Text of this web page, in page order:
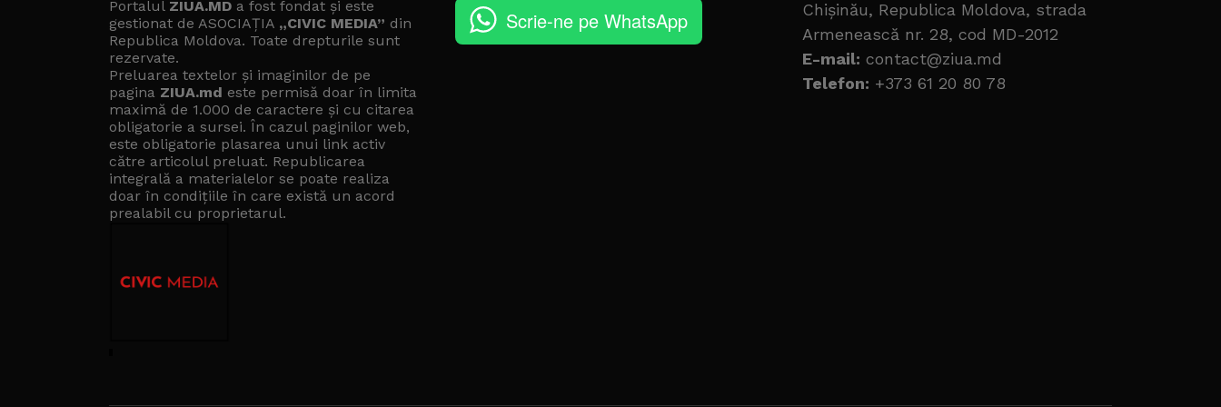
Portalul ZIUA.MD a fost fondat și este
gestionat de ASOCIAȚIA „CIVIC MEDIA” din
Republica Moldova. Toate drepturile sunt
rezervate.
Preluarea textelor și imaginilor de pe
pagina ZIUA.md este permisă doar în limita
maximă de 1.000 de caractere și cu citarea
obligatorie a sursei. În cazul paginilor web,
este obligatorie plasarea unui link activ
către articolul preluat. Republicarea
integrală a materialelor se poate realiza
doar în condițiile în care există un acord
prealabil cu proprietarul.
Scrie-ne pe WhatsApp
Chișinău, Republica Moldova, strada
Armenească nr. 28, cod MD-2012
E-mail: contact@ziua.md
Telefon: +373 61 20 80 78